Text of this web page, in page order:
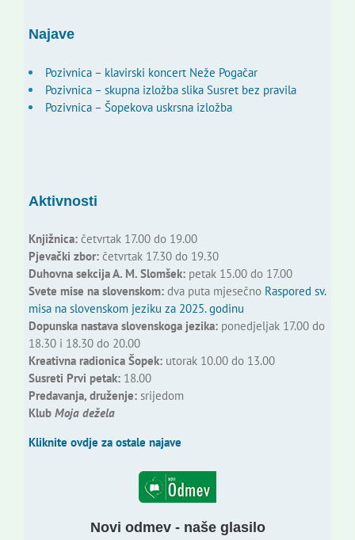
Najave
Pozivnica – klavirski koncert Neže Pogačar
Pozivnica – skupna izložba slika Susret bez pravila
Pozivnica – Šopekova uskrsna izložba
Aktivnosti
Knjižnica:četvrtak 17.00 do 19.00
Pjevački zbor:četvrtak 17.30 do 19.30
Duhovna sekcija A. M. Slomšek:petak 15.00 do 17.00
Svete mise na slovenskom:dva puta mjesečno Raspored sv.
misa na slovenskom jeziku za 2025. godinu
Dopunska nastava slovenskoga jezika:ponedjeljak 17.00 do
18.30 i 18.30 do 20.00
Kreativna radionica Šopek:utorak 10.00 do 13.00
Susreti Prvi petak:18.00
Predavanja, druženje:srijedom
Klub Moja dežela
Kliknite ovdje za ostale najave
Novi odmev - naše glasilo